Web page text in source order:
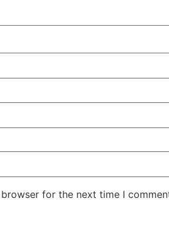
for the next time I